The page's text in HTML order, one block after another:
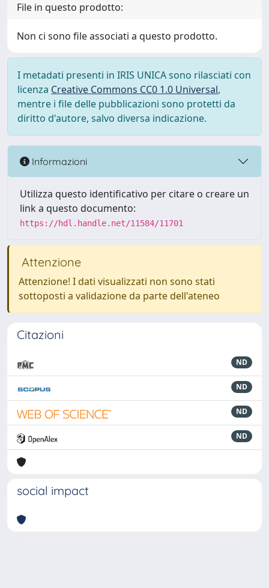
File in questo prodotto:
Non ci sono file associati a questo prodotto.
I metadati presenti in IRIS UNICA sono rilasciati con
licenza Creative Commons CC0 1.0 Universal,
mentre i file delle pubblicazioni sono protetti da
diritto d'autore, salvo diversa indicazione.
Informazioni
Utilizza questo identificativo per citare o creare un
link a questo documento:
https://hdl.handle.net/11584/11701
Attenzione
Attenzione! I dati visualizzati non sono stati
sottoposti a validazione da parte dell'ateneo
Citazioni
ND
ND
ND
ND
social impact